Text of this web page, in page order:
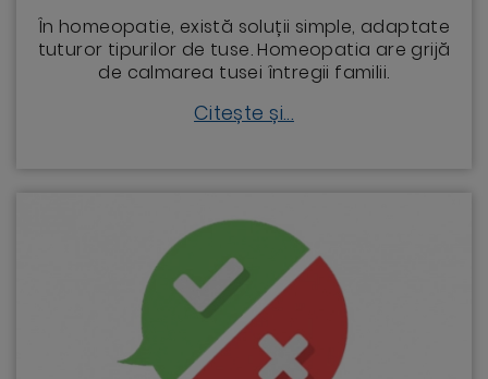
În homeopatie, există soluții simple, adaptate
tuturor tipurilor de tuse. Homeopatia are grijă
de calmarea tusei întregii familii.
Citește și...